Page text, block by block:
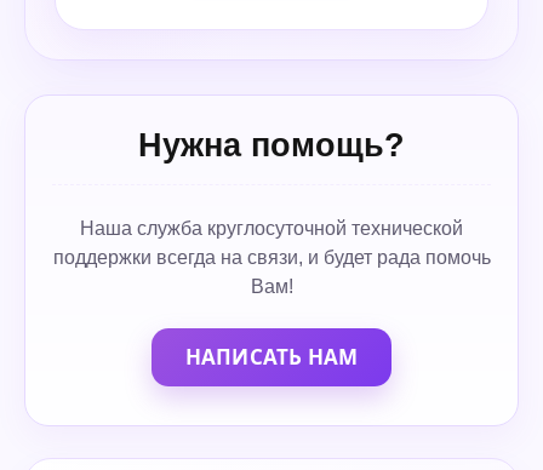
Нужна помощь?
Наша служба круглосуточной технической
поддержки всегда на связи, и будет рада помочь
Вам!
НАПИСАТЬ НАМ